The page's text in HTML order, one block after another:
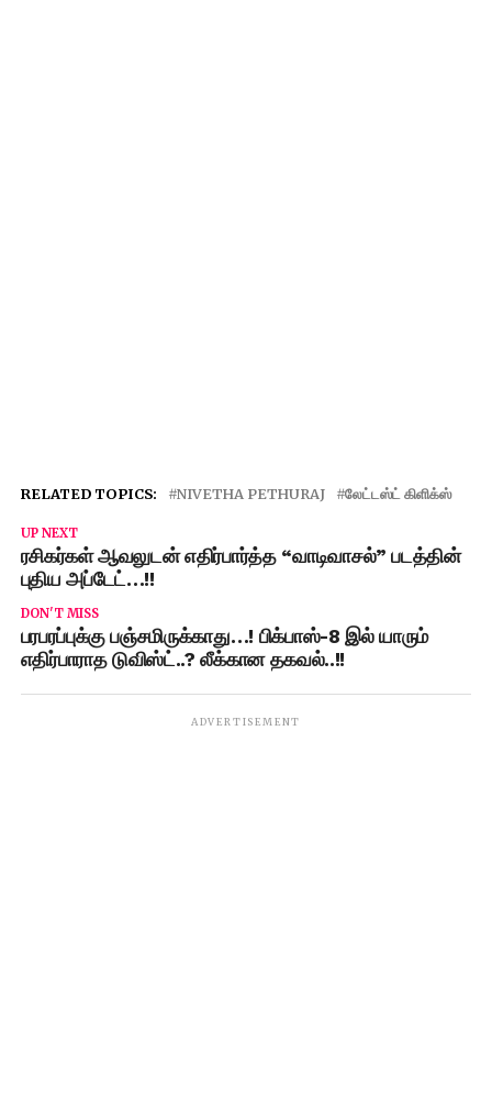
RELATED TOPICS: NIVETHA PETHURAJ லேட்டஸ்ட் கிளிக்ஸ்
UP NEXT
ரசிகர்கள் ஆவலுடன் எதிர்பார்த்த “வாடிவாசல்” படத்தின்
புதிய அப்டேட்…!!
DON'T MISS
பரபரப்புக்கு பஞ்சமிருக்காது…! பிக்பாஸ்-8 இல் யாரும்
எதிர்பாராத டுவிஸ்ட்..? லீக்கான தகவல்..!!
ADVERTISEMENT